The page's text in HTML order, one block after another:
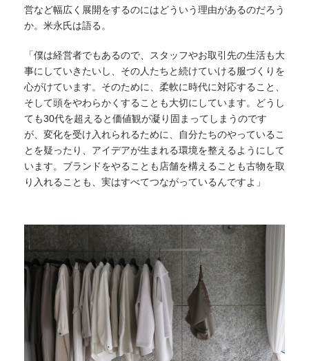
営など幅広く展開をするのにはどういう理由があるのだろう
か。 米永氏は語る。
「僕は経営者でもあるので、スタッフやお取引先の生活も大
事にしていきたいし、その人たちと続けていける服づくりを
心がけています。そのために、柔軟に時代に対応すること、
そして頭をやわらかくすることも大切にしています。どうし
ても30代を超えると価値観が凝り固まってしまうのです
が、変化を受け入れられるために、自分たちのやっているこ
とを疑ったり、アイデアが生まれる環境を整えるようにして
います。ブランドをやることも店舗を構えることも古物を取
り入れることも、実はすべてつながっているんですよ」